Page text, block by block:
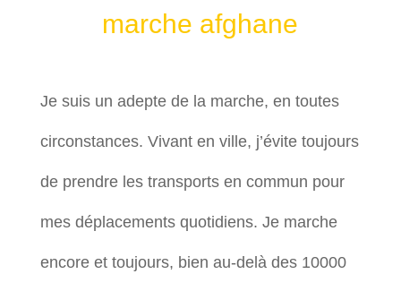
marche afghane
Je suis un adepte de la marche, en toutes
circonstances. Vivant en ville, j’évite toujours
de prendre les transports en commun pour
mes déplacements quotidiens. Je marche
encore et toujours, bien au-delà des 10000